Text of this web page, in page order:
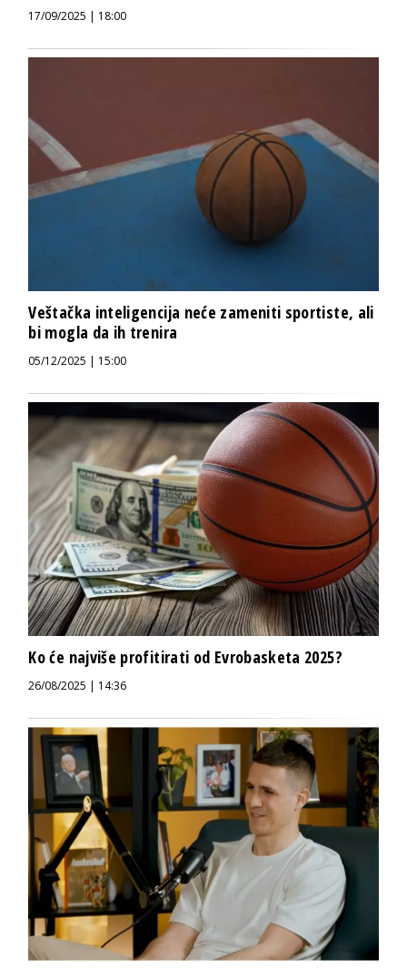
17/09/2025 | 18:00
Veštačka inteligencija neće zameniti sportiste, ali
bi mogla da ih trenira
05/12/2025 | 15:00
Ko će najviše profitirati od Evrobasketa 2025?
26/08/2025 | 14:36